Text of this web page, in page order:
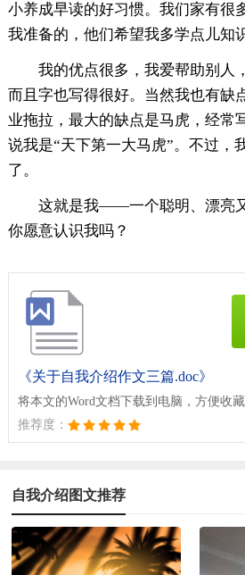
小养成早读的好习惯。我们家有很
我准备的，他们希望我多学点儿知
我的优点很多，我爱帮助别人
而且字也写得很好。当然我也有缺
业拖拉，最大的缺点是马虎，经常
说我是“天下第一大马虎”。不过，
了。
这就是我——一个聪明、漂亮
你愿意认识我吗？
《关于自我介绍作文三篇.doc》
将本文的Word文档下载到电脑，方便收
推荐度：
自我介绍图文推荐